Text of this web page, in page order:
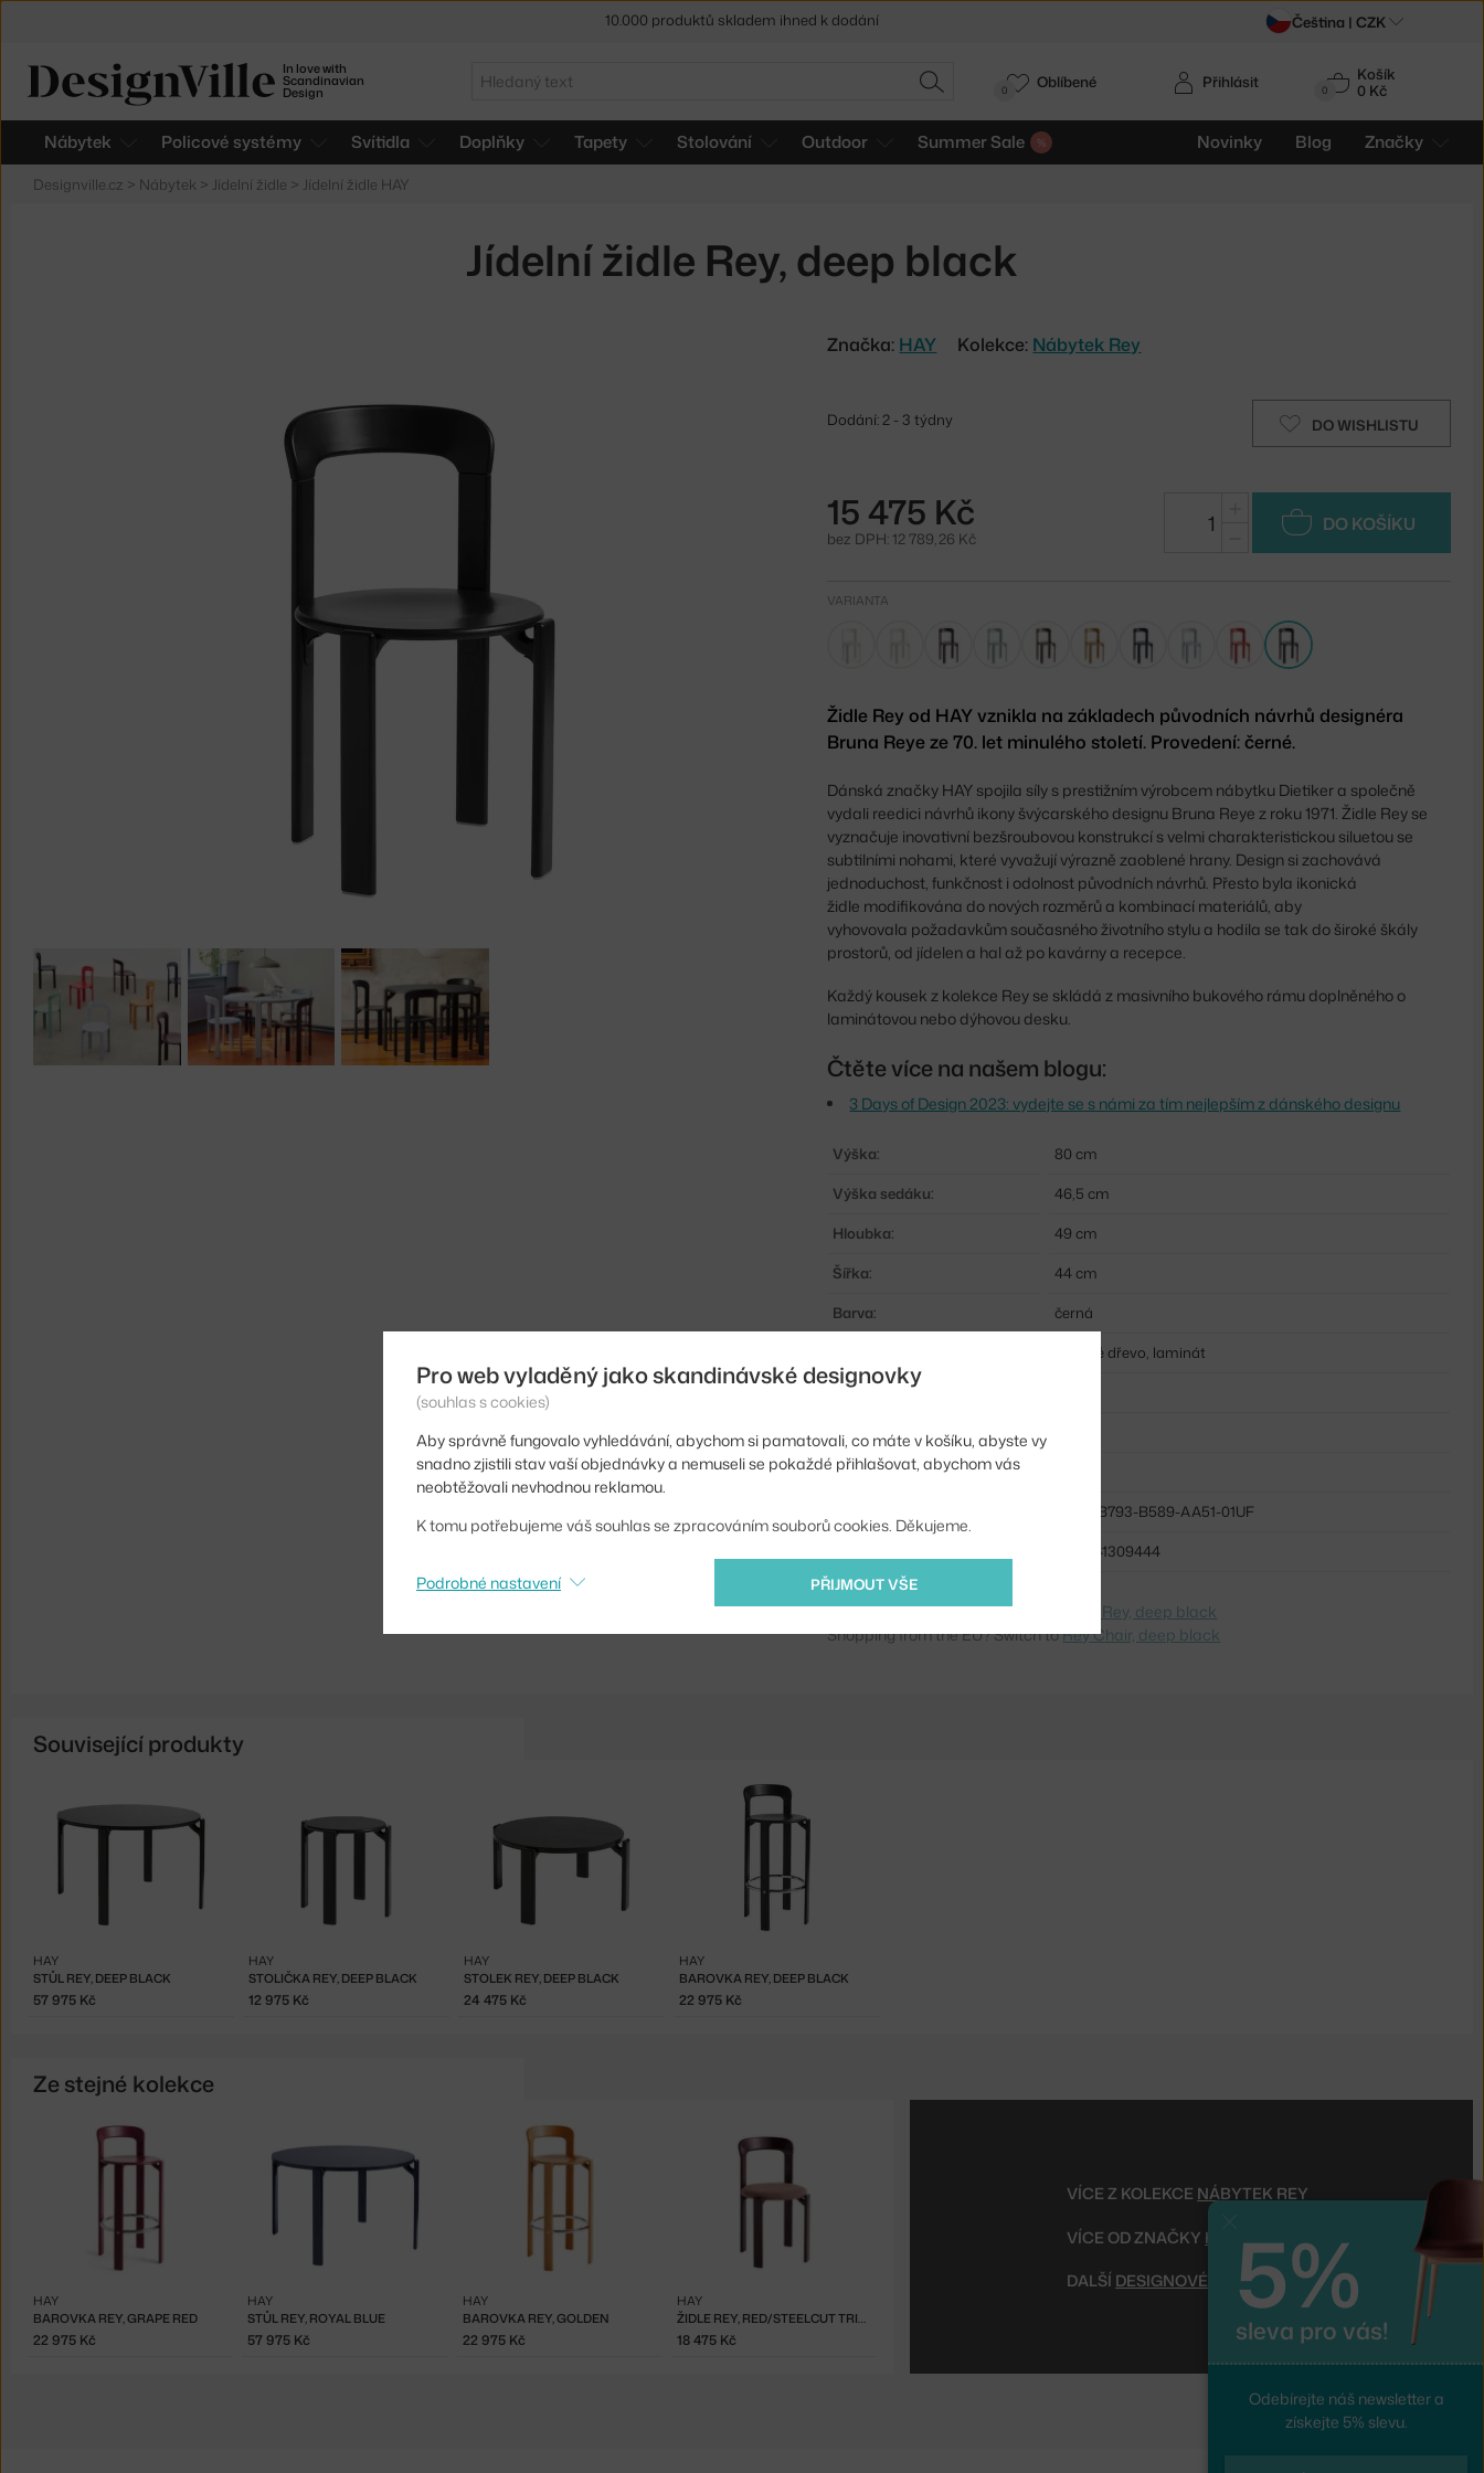
In love with
Scandinavian
Design
Hledat
HLEDAT 0
Košík
0 Kč
Nábytek Policové systémy Svítidla Doplňky Tapety Stolování Outdoor Summer Sale Novinky Blog Značky
Přihlásit
0 Oblíbené
Designville.cz > Nábytek > Jídelní židle > Jídelní židle HAY
Jídelní židle Rey, deep black
Značka: HAY Kolekce: Nábytek Rey
DO WISHLISTU
Dodání: 2 - 3 týdny
15 475 Kč
bez DPH: 12 789,26 Kč
DO KOŠÍKU
VARIANTA
Židle Rey od HAY vznikla na základech původních návrhů designéra
Bruna Reye ze 70. let minulého století. Provedení: černé.
Dánská značky HAY spojila síly s prestižním výrobcem nábytku Dietiker a společně
vydali reedici návrhů ikony švýcarského designu Bruna Reye z roku 1971. Židle Rey se
vyznačuje inovativní bezšroubovou konstrukcí s velmi charakteristickou siluetou se
subtilními nohami, které vyvažují výrazně zaoblené hrany. Design si zachovává
jednoduchost, funkčnost i odolnost původních návrhů. Přesto byla ikonická
židle modifikována do nových rozměrů a kombinací materiálů, aby
vyhovovala požadavkům současného životního stylu a hodila se tak do široké škály
prostorů, od jídelen a hal až po kavárny a recepce.
Každý kousek z kolekce Rey se skládá z masivního bukového rámu doplněného o
laminátovou nebo dýhovou desku.
Čtěte více na našem blogu:
3 Days of Design 2023: vydejte se s námi za tím nejlepším z dánského designu
Výška:
80 cm
Výška sedáku:
46,5 cm
Hloubka:
49 cm
Šířka:
44 cm
Barva:
černá
bukové dřevo, laminát
Stohovatelné:
Sedák:
Podnož:
HAY-AB793-B589-AA51-01UF
5710441309444
Ste zo Slovenska? Prejdite na
Stolička Rey, deep black
Shopping from the EU? Switch toRey Chair, deep black
Související produkty
STŮL REY, DEEP BLACK
HAY
57 975 Kč
STOLIČKA REY, DEEP BLACK
HAY
12 975 Kč
STOLEK REY, DEEP BLACK
HAY
24 475 Kč
BAROVKA REY, DEEP BLACK
HAY
22 975 Kč
Ze stejné kolekce
BAROVKA REY, GRAPE RED
HAY
22 975 Kč
STŮL REY, ROYAL BLUE
HAY
57 975 Kč
BAROVKA REY, GOLDEN
HAY
22 975 Kč
ŽIDLE REY, RED/STEELCUT TRIO 416
HAY
18 475 Kč
VÍCE Z KOLEKCE NÁBYTEK REY
VÍCE OD ZNAČKY HAY
DALŠÍ DESIGNOVÉ JÍDELNÍ ŽIDLE
Sleva 5 % pro odběratelenewsletteru Čeština | CZK
Pro web vyladěný jako skandinávské designovky
(souhlas s cookies)
Aby správně fungovalo vyhledávání, abychom si pamatovali, co máte v košíku, abyste vy
snadno zjistili stav vaší objednávky a nemuseli se pokaždé přihlašovat, abychom vás
neobtěžovali nevhodnou reklamou.
K tomu potřebujeme váš souhlas se zpracováním souborů cookies. Děkujeme.
PŘIJMOUT VŠE
Podrobné nastavení
5%
sleva pro vás!
Odebírejte náš newsletter a
získejte 5% slevu.